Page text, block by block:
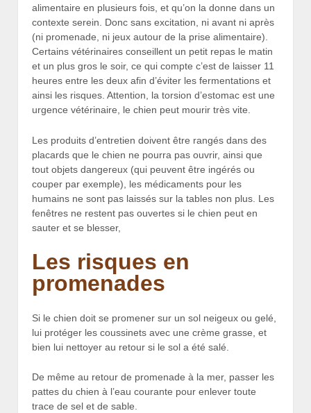
alimentaire en plusieurs fois, et qu’on la donne dans un
contexte serein. Donc sans excitation, ni avant ni après
(ni promenade, ni jeux autour de la prise alimentaire).
Certains vétérinaires conseillent un petit repas le matin
et un plus gros le soir, ce qui compte c’est de laisser 11
heures entre les deux afin d’éviter les fermentations et
ainsi les risques. Attention, la torsion d’estomac est une
urgence vétérinaire, le chien peut mourir très vite.
Les produits d’entretien doivent être rangés dans des
placards que le chien ne pourra pas ouvrir, ainsi que
tout objets dangereux (qui peuvent être ingérés ou
couper par exemple), les médicaments pour les
humains ne sont pas laissés sur la tables non plus. Les
fenêtres ne restent pas ouvertes si le chien peut en
sauter et se blesser,
Les risques en
promenades
Si le chien doit se promener sur un sol neigeux ou gelé,
lui protéger les coussinets avec une crème grasse, et
bien lui nettoyer au retour si le sol a été salé.
De même au retour de promenade à la mer, passer les
pattes du chien à l’eau courante pour enlever toute
trace de sel et de sable.